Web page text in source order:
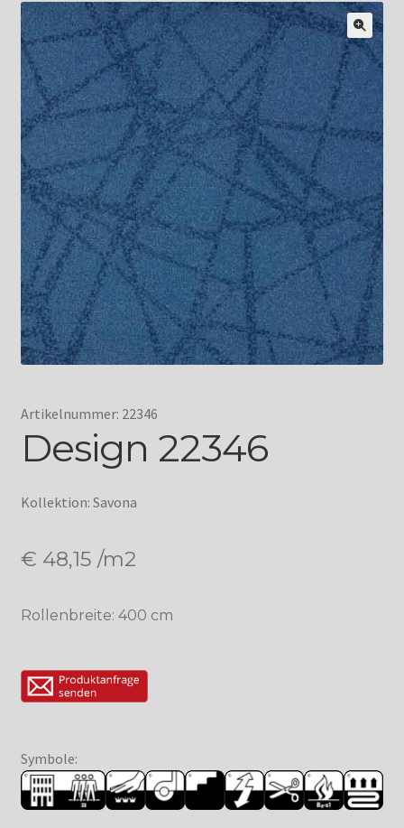
Artikelnummer: 22346
Design 22346
Kollektion: Savona
€ 48,15 /m2
Rollenbreite: 400 cm
Symbole: